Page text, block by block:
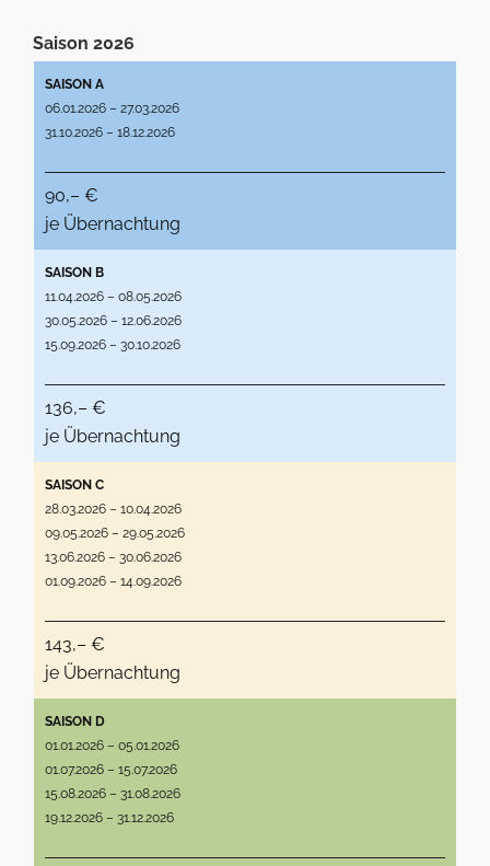
Saison 2026
SAISON A
06.01.2026 – 27.03.2026
31.10.2026 – 18.12.2026
90,– €
je Übernachtung
SAISON B
11.04.2026 – 08.05.2026
30.05.2026 – 12.06.2026
15.09.2026 – 30.10.2026
136,– €
je Übernachtung
SAISON C
28.03.2026 – 10.04.2026
09.05.2026 – 29.05.2026
13.06.2026 – 30.06.2026
01.09.2026 – 14.09.2026
143,– €
je Übernachtung
SAISON D
01.01.2026 – 05.01.2026
01.07.2026 – 15.07.2026
15.08.2026 – 31.08.2026
19.12.2026 – 31.12.2026